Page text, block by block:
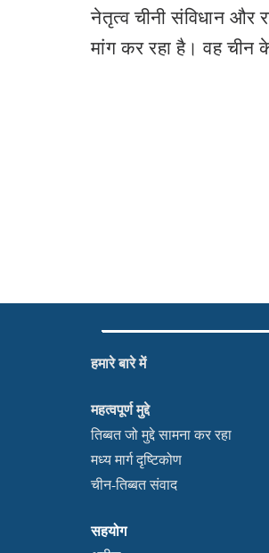
नेतृत्व चीनी संविधान और
मांग कर रहा है। वह चीन
हमारे बारे में
महत्वपूर्ण मुद्दे
तिब्बत जो मुद्दे सामना कर रहा
मध्य मार्ग दृष्टिकोण
चीन-तिब्बत संवाद
सहयोग